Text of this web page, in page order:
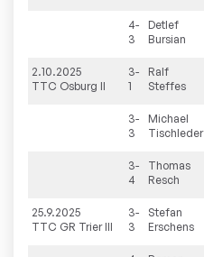
4-
3
Detlef
Bursian
2.10.2025
TTC Osburg II
3-
1
Ralf
Steffes
3-
3
Michael
Tischleder
3-
4
Thomas
Resch
25.9.2025
TTC GR Trier III
3-
3
Stefan
Erschens